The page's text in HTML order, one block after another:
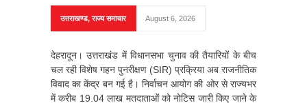
उत्तराखण्ड,राज्य समाचार August 6, 2026
देहरादून। उत्तराखंड में विधानसभा चुनाव की तैयारियों के बीच
चल रही विशेष गहन पुनरीक्षण (SIR) प्रक्रिया अब राजनीतिक
विवाद का केंद्र बन गई है। निर्वाचन आयोग की ओर से राज्यभर
में करीब 19.04 लाख मतदाताओं को नोटिस जारी किए जाने के